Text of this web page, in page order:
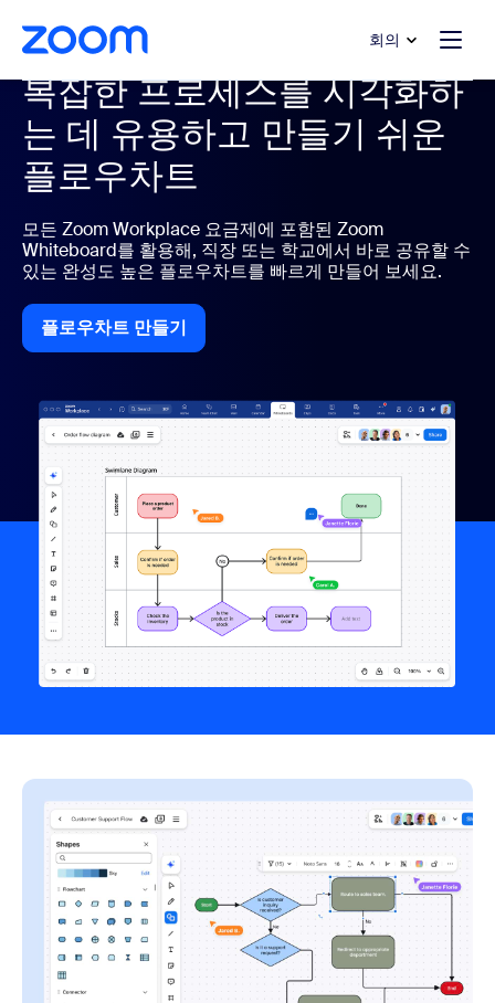
으로 건너뛰기
팅으로 건너뛰기 회의
복잡한 프로세스를 시각화하
는 데 유용하고 만들기 쉬운
플로우차트
모든 Zoom Workplace 요금제에 포함된 Zoom
Whiteboard를 활용해, 직장 또는 학교에서 바로 공유할 수
있는 완성도 높은 플로우차트를 빠르게 만들어 보세요.
플로우차트 만들기
플로우차트 만들기